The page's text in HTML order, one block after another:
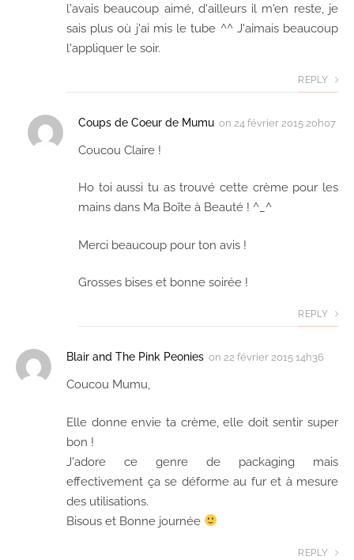
l'avais beaucoup aimé, d'ailleurs il m'en reste, je
sais plus où j'ai mis le tube ^^ J'aimais beaucoup
l'appliquer le soir.
REPLY
Coups de Coeur de Mumu on 24 février 2015 20h07
Coucou Claire !
Ho toi aussi tu as trouvé cette crème pour les
mains dans Ma Boîte à Beauté ! ^_^
Merci beaucoup pour ton avis !
Grosses bises et bonne soirée !
REPLY
Blair and The Pink Peonies on 22 février 2015 14h36
Coucou Mumu,
Elle donne envie ta crème, elle doit sentir super
bon !
J'adore ce genre de packaging mais
effectivement ça se déforme au fur et à mesure
des utilisations.
Bisous et Bonne journée
REPLY